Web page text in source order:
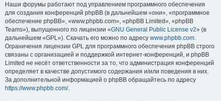
Наши форумы работают под управлением программного обеспечения
для создания конференций phpBB (в дальнейшем «они», «программное
обеспечение phpBB», «www.phpbb.com», «phpBB Limited», «phpBB
Teams»), выпущенного по лицензии «GNU General Public License v2» (в
дальнейшем «GPL»). Скачать его можно по адресу www.phpbb.com.
Ограничения лицензии GPL для программного обеспечения phpBB строго
связаны с организацией и поддержкой интернет-конференций, и phpBB
Limited не несёт ответственности за то, что администрация конференций
определяет в качестве допустимого содержания и/или поведения в них.
За дополнительной информацией о phpBB обращайтесь по адресу
https://www.phpbb.com/.